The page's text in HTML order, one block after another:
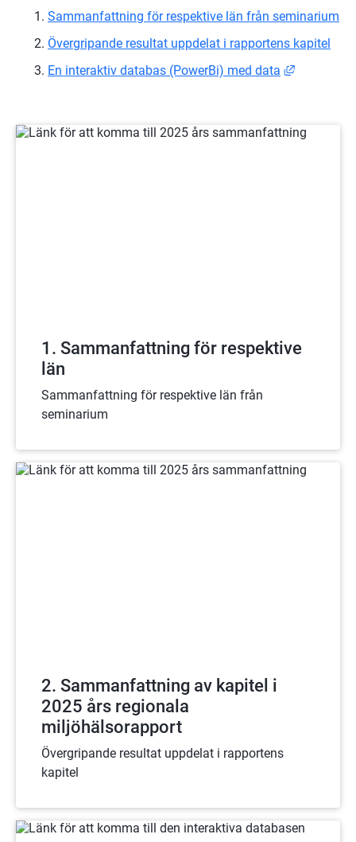
Sammanfattning för respektive län från seminarium
Övergripande resultat uppdelat i rapportens kapitel
En interaktiv databas (PowerBi) med data
Länk till
1. Sammanfattning för respektive
län
Sammanfattning för respektive län från
seminarium
2. Sammanfattning av kapitel i
2025 års regionala
miljöhälsorapport
Övergripande resultat uppdelat i rapportens
kapitel